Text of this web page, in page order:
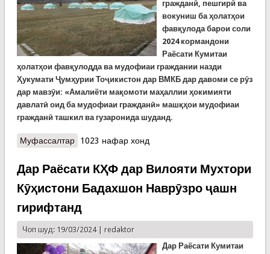
гражданӣ, пешгирӣ ва
вокуниш ба ҳолатҳои
фавқулода барои соли
2024 кормандони
Раёсати Кумитаи
ҳолатҳои фавқулодда ва мудофиаи граждании назди
Ҳукумати Ҷумҳурии Тоҷикистон дар ВМКБ дар давоми се рӯз
дар мавзӯи: «Амалиёти мақомоти маҳаллии ҳокимияти
давлатӣ оид ба мудофиаи гражданӣ» машқҳои мудофиаи
гражданӣ ташкил ва гузаронида шуданд.
Муфассалтаро Тамринҳои мудофиаи гражданӣ дар ноҳияи
1023 нафар хонд
Дар Раёсати КҲФ дар Вилояти Мухтори
Кӯҳистони Бадахшон Наврӯзро ҷашн
гирифтанд
Чоп шуд: 19/03/2024 | redaktor
Дар Раёсати Кумитаи